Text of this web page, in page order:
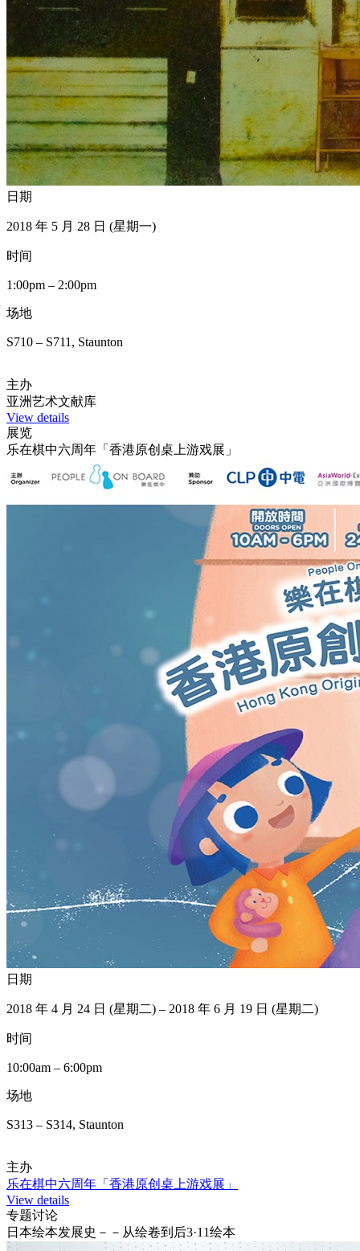
日期
2018 年 5 月 28 日 (星期一)
时间
1:00pm – 2:00pm
场地
S710 – S711, Staunton
主办
亚洲艺术文献库
View details
展览
乐在棋中六周年「香港原创桌上游戏展」
日期
2018 年 4 月 24 日 (星期二) – 2018 年 6 月 19 日 (星期二)
时间
10:00am – 6:00pm
场地
S313 – S314, Staunton
主办
乐在棋中六周年「香港原创桌上游戏展」
View details
专题讨论
日本绘本发展史－－从绘卷到后3·11绘本